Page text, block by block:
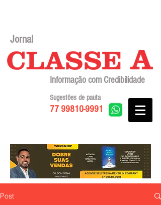
Jornal
Informação com Credibilidade
77 99810-9991
Sugestões de pauta
Post